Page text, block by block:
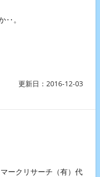
‥。
更新日：2016-12-03
ークリサーチ（有）代